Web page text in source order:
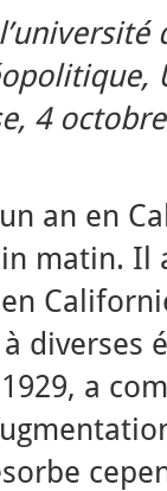
4
an en
matin. Il
diverses
a